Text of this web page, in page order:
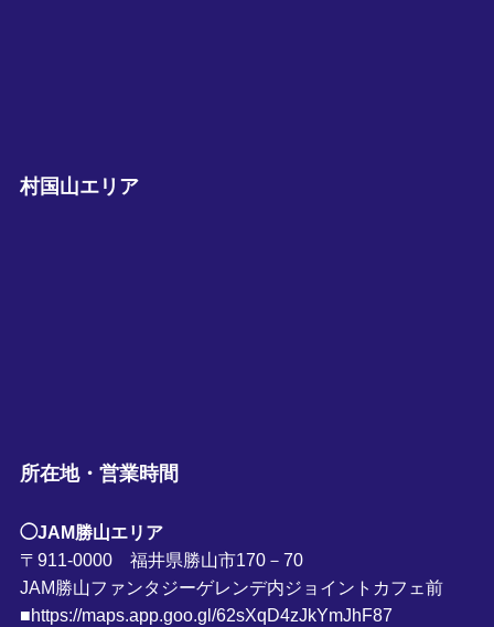
村国山エリア
所在地・営業時間
◯JAM勝山エリア
〒911-0000 福井県勝山市170－70
JAM勝山ファンタジーゲレンデ内ジョイントカフェ前
■https://maps.app.goo.gl/62sXqD4zJkYmJhF87